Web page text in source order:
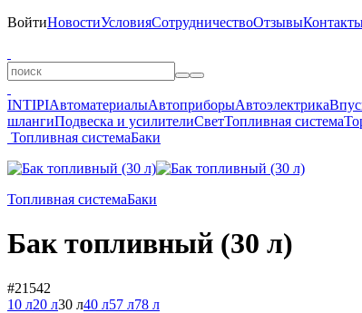
ВойтиНовостиУсловияСотрудничествоОтзывы
INTIPIАвтоматериалыАвтоприборыАвтоэлектрика
шлангиПодвеска и усилителиСветТопливная система
Топливная системаБаки
Топливная системаБаки
Бак топливный (30 л)
#21542
10 л20 л30 л40 л57 л78 л